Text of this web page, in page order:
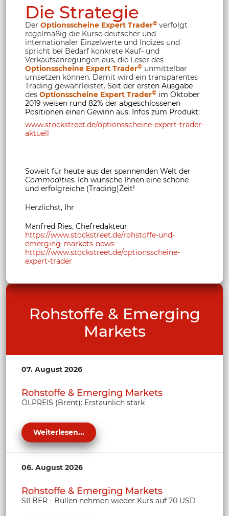
Die Strategie
Der Optionsscheine Expert Trader© verfolgt
regelmäßig die Kurse deutscher und
internationaler Einzelwerte und Indizes und
spricht bei Bedarf konkrete Kauf- und
Verkaufsanregungen aus, die Leser des
Optionsscheine Expert Trader© unmittelbar
umsetzen können. Damit wird ein transparentes
Trading gewährleistet. Seit der ersten Ausgabe
des Optionsscheine Expert Trader© im Oktober
2019 weisen rund 82% der abgeschlossenen
Positionen einen Gewinn aus. Infos zum Produkt:
www.stockstreet.de/optionsscheine-expert-trader-
aktuell
Soweit für heute aus der spannenden Welt der
Commodities. Ich wünsche Ihnen eine schöne
und erfolgreiche (Trading)Zeit!
Herzlichst, Ihr
Manfred Ries, Chefredakteur
https://www.stockstreet.de/rohstoffe-und-
emerging-markets-news
https://www.stockstreet.de/optionsscheine-
expert-trader
Rohstoffe & Emerging
Markets
07. August 2026
Rohstoffe & Emerging Markets
ÖLPREIS (Brent): Erstaunlich stark
Weiterlesen...
06. August 2026
Rohstoffe & Emerging Markets
SILBER - Bullen nehmen wieder Kurs auf 70 USD